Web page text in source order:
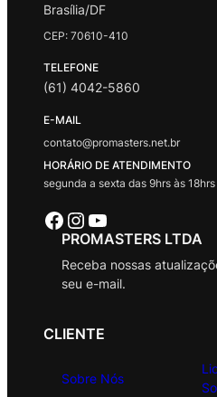
Brasília/DF
CEP: 70610-410
TELEFONE
(61) 4042-5860
E-MAIL
contato@promasters.net.br
HORÁRIO DE ATENDIMENTO
segunda a sexta das 9hrs às
Facebook Instagram Youtube
PROMASTERS LTDA
Receba nossas
seu e-mail.
CLIENTE
Sobre Nós